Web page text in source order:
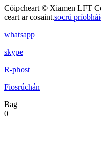
Cóipcheart © Xiamen LFT
ceart ar cosaint.socrú
whatsapp
skype
R-phost
Fiosrúchán
Bag
0